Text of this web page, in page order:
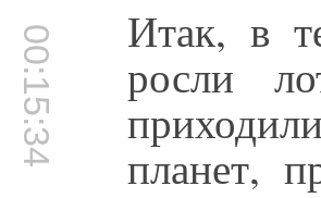
00:15:34 Итак, в
росли
планет,